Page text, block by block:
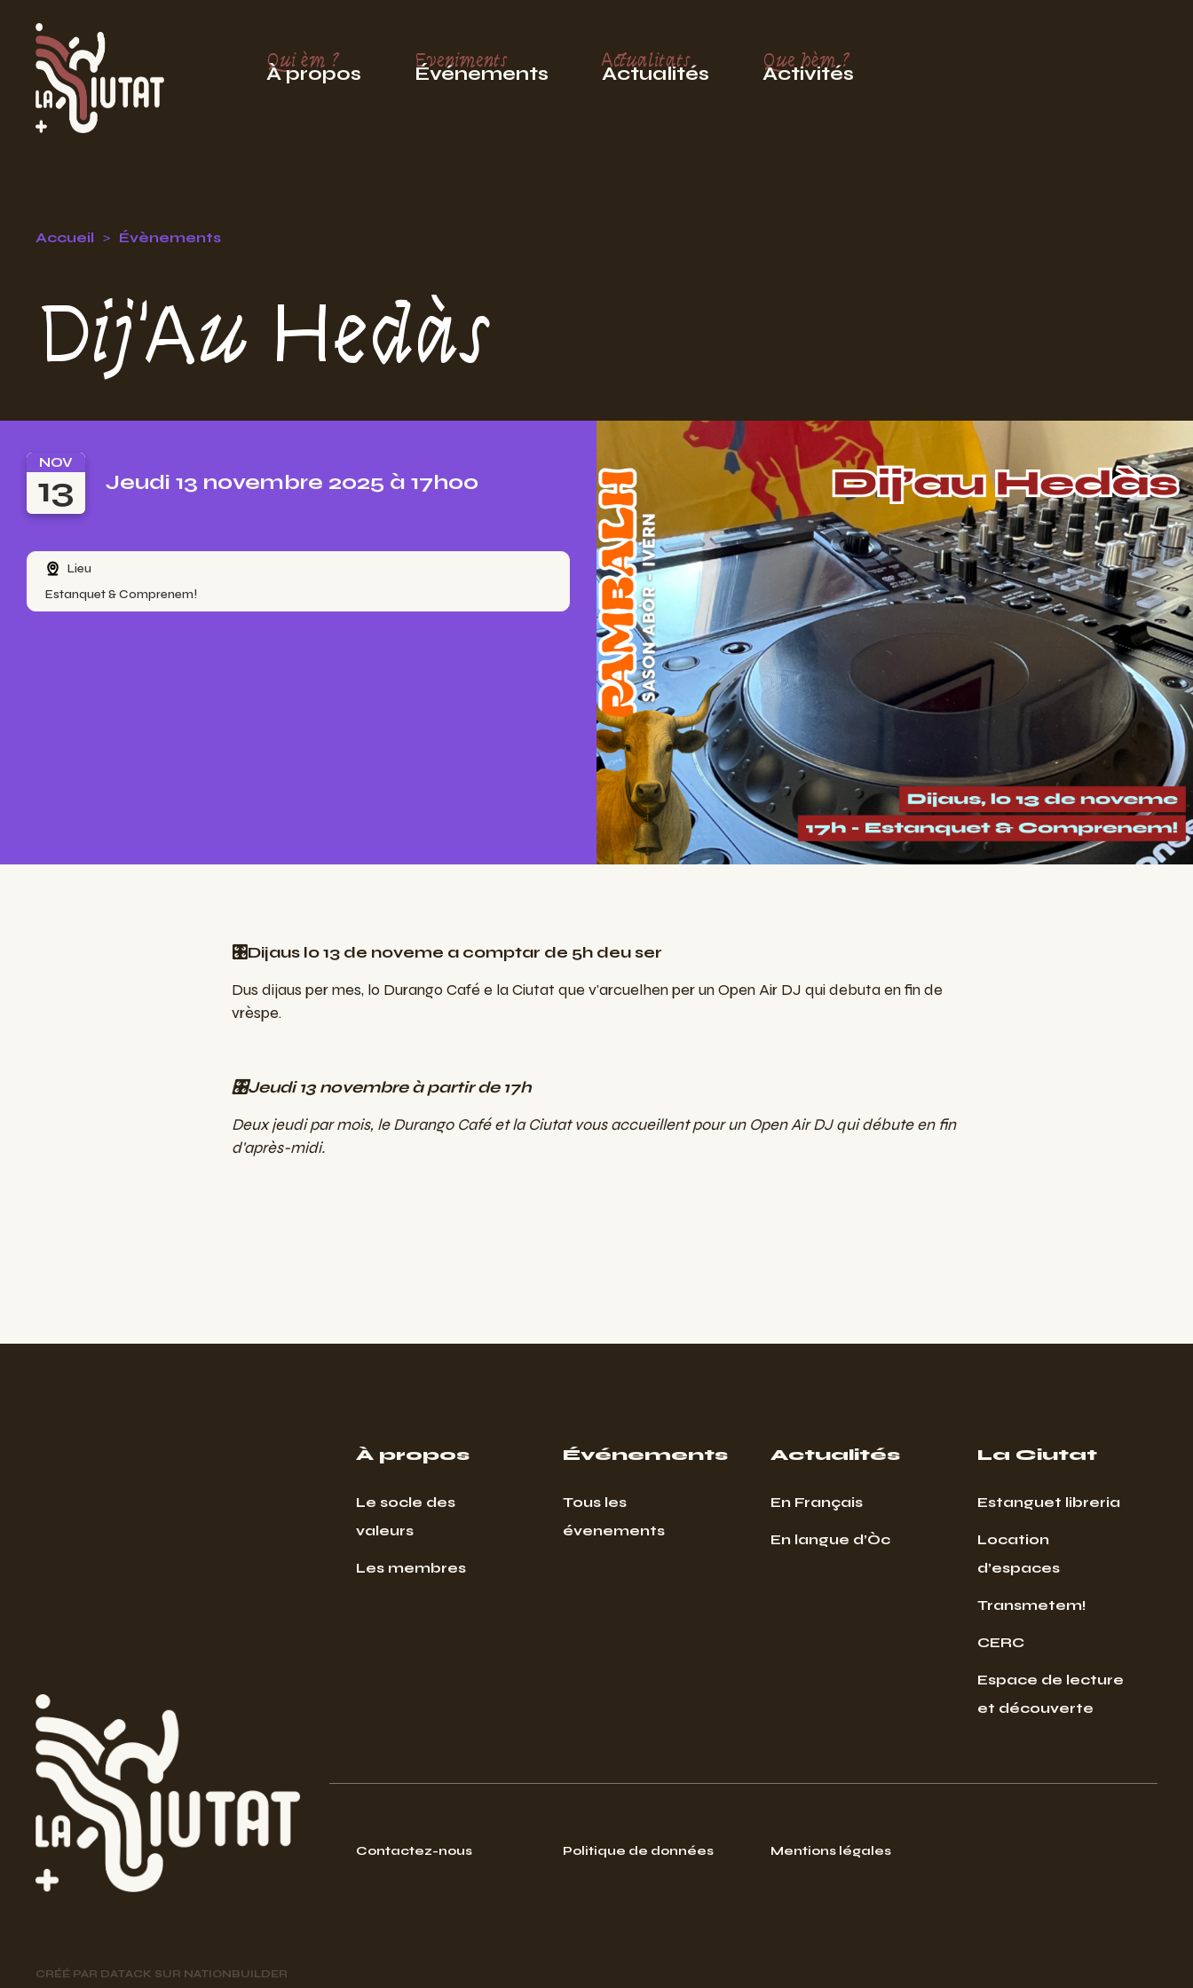
Qui èm ?
À propos
Eveniments
Événements
Actualitats
Actualités
Que hèm ?
Activités
Accueil Évènements
Dij'Au Hedàs
NOV
13 Jeudi 13 novembre 2025 à 17h00
Lieu
Estanquet & Comprenem!
🎛️Dijaus lo 13 de noveme a comptar de 5h deu ser
Dus dijaus per mes, lo Durango Café e la Ciutat que v'arcuelhen per un Open Air DJ qui debuta en fin de
vrèspe.
🎛️Jeudi 13 novembre à partir de 17h
Deux jeudi par mois, le Durango Café et la Ciutat vous accueillent pour un Open Air DJ qui débute en fin
d'après-midi.
À propos
Le socle des
valeurs
Les membres
Événements
Tous les
évenements
Actualités
En Français
En langue d’Òc
La Ciutat
Estanguet libreria
Location
d’espaces
Transmetem!
CERC
Espace de lecture
et découverte
Contactez-nous Politique de données Mentions légales
CRÉÉ PAR DATACK SUR NATIONBUILDER